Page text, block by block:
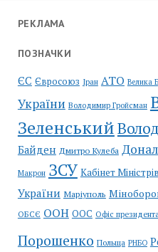
РЕКЛАМА
ПОЗНАЧКИ
ЄС Євросоюз Іран АТО Велика
України Володимир Гройсман
Зеленський
Байден Дмитро Кулеба
Макрон ЗСУ Кабінет
України Маріуполь
ОБСЄ ООН ООС Офіс
Порошенко Польща РНБО